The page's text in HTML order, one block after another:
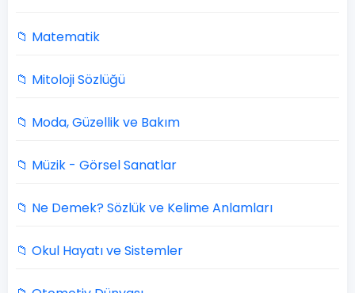
📁 Matematik
📁 Mitoloji Sözlüğü
📁 Moda, Güzellik ve Bakım
📁 Müzik - Görsel Sanatlar
📁 Ne Demek? Sözlük ve Kelime Anlamları
📁 Okul Hayatı ve Sistemler